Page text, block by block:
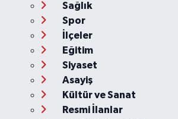
Sağlık
Spor
İlçeler
Eğitim
Siyaset
Asayiş
Kültür ve Sanat
Resmi İlanlar